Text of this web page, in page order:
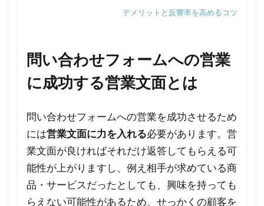
な効
果が
期待
ます
か？
5.6
Q6.
問い
合わ
デメリットと反響率を高めるコツ
問い合わせフォームへの営業
に成功する営業文面とは
問い合わせフォームへの営業を成功させるため
には営業文面に力を入れる必要があります。営
業文面が良ければそれだけ返答してもらえる可
能性が上がりますし、例え相手が求めている商
品・サービスだったとしても、興味を持っても
らえない可能性があるため、せっかくの顧客を